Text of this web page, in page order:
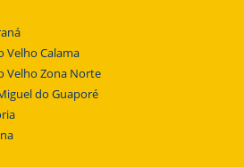
Velho Calama
Velho Zona Norte
do Guaporé